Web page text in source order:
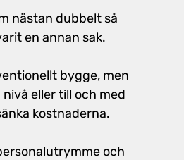
nästan dubbelt så
en annan sak.
bygge, men
eller till och med
kostnaderna.
och